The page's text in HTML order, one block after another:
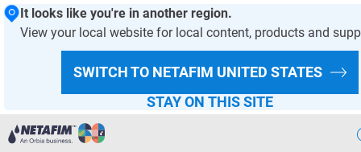
It looks like you're in another region.
View your local website for local content, products and
SWITCH TO NETAFIM UNITED STATES
STAY ON THIS SITE
HOMEPAGE PRODUCTEN & DIENSTEN PRODUCTAANBOD
WATEROPSLAG